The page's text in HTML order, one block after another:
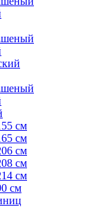
см
см
см
см
см
см